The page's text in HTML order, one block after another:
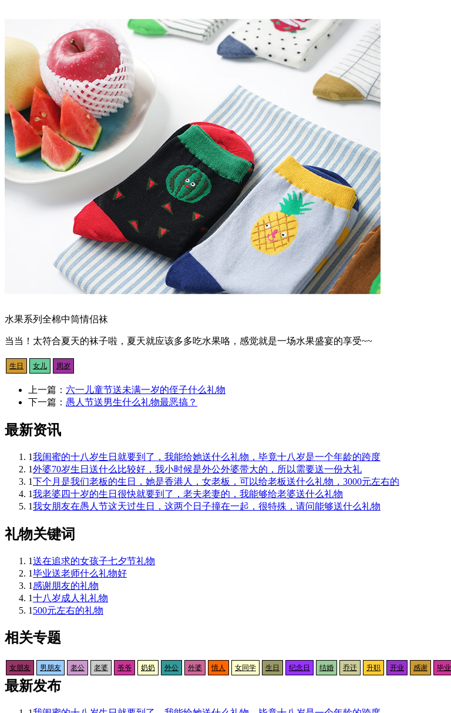
水果系列全棉中筒情侣袜
当当！太符合夏天的袜子啦，夏天就应该多多吃水果咯，感觉就是一场水果盛宴的享受~~
生日 女儿 周岁
上一篇： 六一儿童节送未满一岁的侄子什么礼物
下一篇： 愚人节送男生什么礼物最恶搞？
最新资讯
1我闺蜜的十八岁生日就要到了，我能给她送什么礼物，毕竟十八岁是一个年龄的跨度
1外婆70岁生日送什么比较好，我小时候是外公外婆带大的，所以需要送一份大礼
1下个月是我们老板的生日，她是香港人，女老板，可以给老板送什么礼物，3000元左右的
1我老婆四十岁的生日很快就要到了，老夫老妻的，我能够给老婆送什么礼物
1我女朋友在愚人节这天过生日，这两个日子撞在一起，很特殊，请问能够送什么礼物
礼物关键词
1送在追求的女孩子七夕节礼物
1毕业送老师什么礼物好
1感谢朋友的礼物
1十八岁成人礼礼物
1 500元左右的礼物
相关专题
女朋友 男朋友 老公 老婆 爷爷 奶奶 外公 外婆 情人 女同学 生日 纪念日 结婚 乔迁 升职 开业 感谢 毕业
最新发布